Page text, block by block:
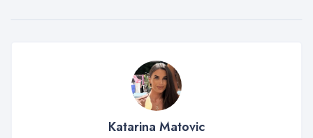
Katarina Matovic